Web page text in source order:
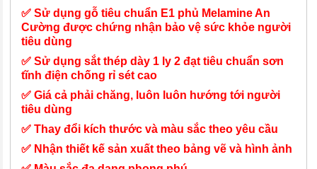
✅ Sử dụng gỗ tiêu chuẩn E1 phủ Melamine An
Cường được chứng nhận bảo vệ sức khỏe người
tiêu dùng
✅ Sử dụng sắt thép dày 1 ly 2 đạt tiêu chuẩn sơn
tĩnh điện chống rỉ sét cao
✅ Giá cả phải chăng, luôn luôn hướng tới người
tiêu dùng
✅ Thay đổi kích thước và màu sắc theo yêu cầu
✅ Nhận thiết kế sản xuất theo bảng vẽ và hình ảnh